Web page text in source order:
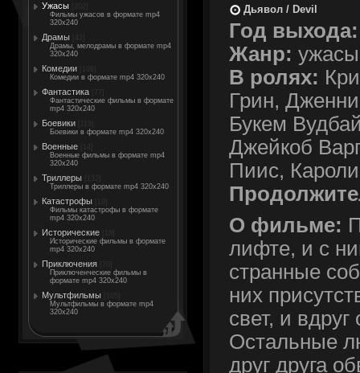
Ужасы
Фильмы ужасов в формате mp4
320x240
Драмы
Драмы, мелодрамы в формате mp4
320x240
Комедии
Комедии в формате mp4 320x240
Фантастика
Фантастические фильмы в формате
mp4 320x240
Боевики
Боевики в формате mp4 320x240
Военные
Военные фильмы в формате mp4
320x240
Триллеры
Триллеры в формате mp4 320x240
Катастрофы
Фильмы катастрофы в формате
mp4 320x240
Исторические
Исторические фильмы в формате
mp4 320x240
Приключения
Приключенческие фильмы в
формате mp4 320x240
Мультфильмы
Мультфильмы в формате mp4
320x240
Дьявол / Devil
Год выхода:
Жанр:
В ролях:
Грин,
Букем
Джейкоб
Пиис,
О фильме:
лифте, и с
странные
них
свет, и
Остальные
друг друга